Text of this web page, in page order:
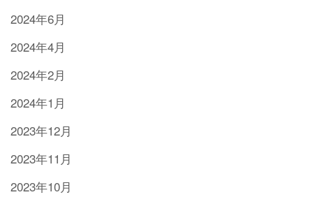
2024年6月
2024年4月
2024年2月
2024年1月
2023年12月
2023年11月
2023年10月